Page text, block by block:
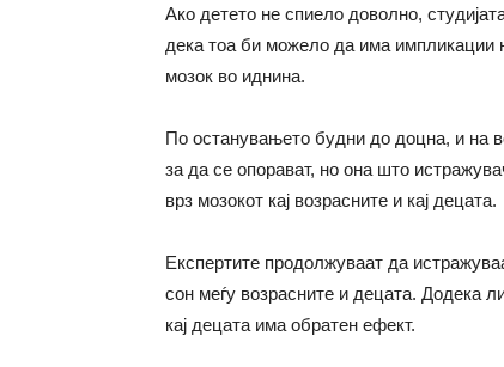
Ако детето не спиело доволно,
дека тоа би можело да има импликации
мозок во иднина.
По останувањето будни до доцна, и на
за да се опорават, но она што
врз мозокот кај возрасните и кај децата.
Експертите продолжуваат да
сон меѓу возрасните и децата. Додека
кај децата има обратен ефект.